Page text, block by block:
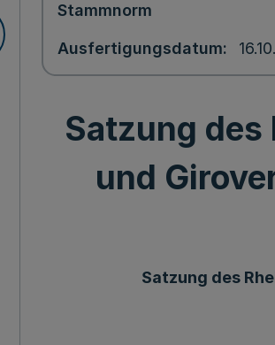
Stammnorm
Ausfertigungsdatum
Satzung des
und
Satzung des